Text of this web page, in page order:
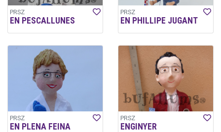
PRSZ
EN PESCALLUNES
PRSZ
EN PHILLIPE JUGANT
PRSZ
EN PLENA FEINA
PRSZ
ENGINYER